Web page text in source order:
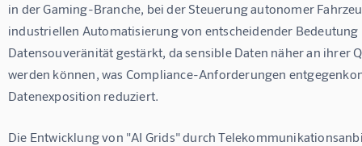
in der Gaming-Branche, bei der Steuerung autonomer
industriellen Automatisierung von entscheidender
Datensouveränität gestärkt, da sensible Daten näher an ihrer
werden können, was Compliance-Anforderungen
Datenexposition reduziert.
Die Entwicklung von "AI Grids" durch